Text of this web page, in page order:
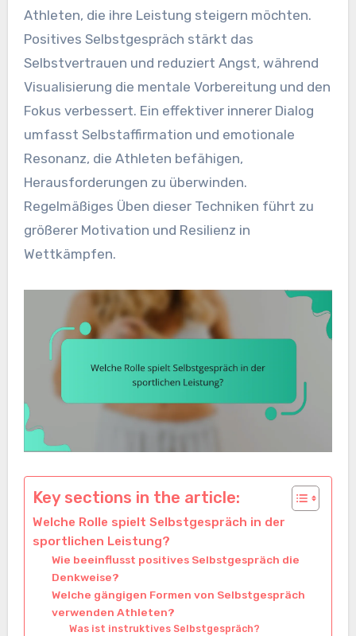
Athleten, die ihre Leistung steigern möchten.
Positives Selbstgespräch stärkt das
Selbstvertrauen und reduziert Angst, während
Visualisierung die mentale Vorbereitung und den
Fokus verbessert. Ein effektiver innerer Dialog
umfasst Selbstaffirmation und emotionale
Resonanz, die Athleten befähigen,
Herausforderungen zu überwinden.
Regelmäßiges Üben dieser Techniken führt zu
größerer Motivation und Resilienz in
Wettkämpfen.
Key sections in the article:
Welche Rolle spielt Selbstgespräch in der
sportlichen Leistung?
Wie beeinflusst positives Selbstgespräch die
Denkweise?
Welche gängigen Formen von Selbstgespräch
verwenden Athleten?
Was ist instruktives Selbstgespräch?